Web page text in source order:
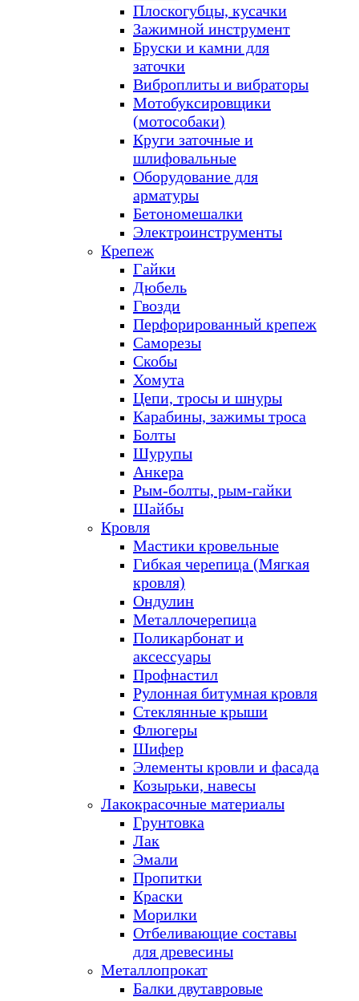
Плоскогубцы, кусачки
Зажимной инструмент
Бруски и камни для
заточки
Виброплиты и вибраторы
Мотобуксировщики
(мотособаки)
Круги заточные и
шлифовальные
Оборудование для
арматуры
Бетономешалки
Электроинструменты
Крепеж
Гайки
Дюбель
Гвозди
Перфорированный крепеж
Саморезы
Скобы
Хомута
Цепи, тросы и шнуры
Карабины, зажимы троса
Болты
Шурупы
Анкера
Рым-болты, рым-гайки
Шайбы
Кровля
Мастики кровельные
Гибкая черепица (Мягкая
кровля)
Ондулин
Металлочерепица
Поликарбонат и
аксессуары
Профнастил
Рулонная битумная кровля
Стеклянные крыши
Флюгеры
Шифер
Элементы кровли и фасада
Козырьки, навесы
Лакокрасочные материалы
Грунтовка
Лак
Эмали
Пропитки
Краски
Морилки
Отбеливающие составы
для древесины
Металлопрокат
Балки двутавровые